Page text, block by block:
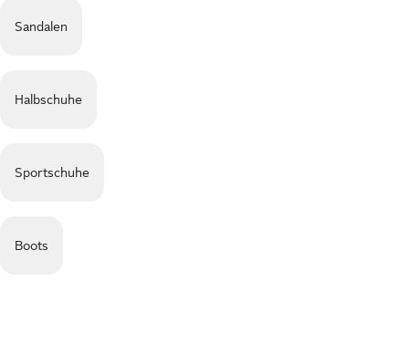
Sandalen
Halbschuhe
Sportschuhe
Boots